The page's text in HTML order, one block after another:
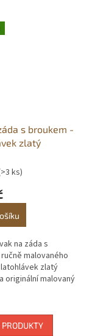
s broukem -
zlatý
ks)
na záda s
malovaného
zlatý
originální malovaný